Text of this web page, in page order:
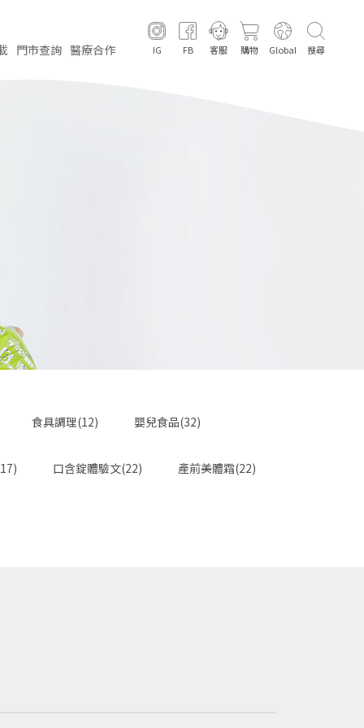
門市查詢 醫療合作 IG FB 客服 購物 Global 搜尋
食具調理(12) 嬰兒食品(32)
口含錠體驗文(22) 產前美體霜(22)